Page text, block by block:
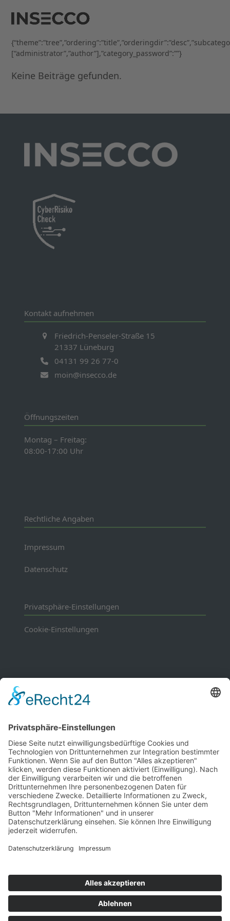
content
mobile
menu
mobile
menu
[“administrator”,”author”],”category_password”:””}
Keine Beiträge gefunden.
Kontakt aufnehmen
Friedrich-Penseler-Straße 15
21337 Lüneburg
04131 99 26 77-0
moin@insecco.de
Öffnungszeiten
Montag – Freitag:
08:00-17:00 Uhr
Rechtliche Angaben
Impressum
Datenschutz
Privatsphäre-Einstellungen
Cookie-Einstellungen
Mitgliedschaften